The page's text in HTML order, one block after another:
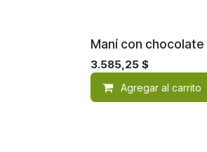
Maní con chocolate
3.585,25 $
Agregar al carrito